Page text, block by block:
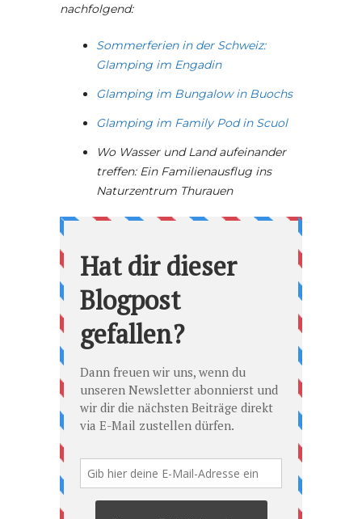
nachfolgend:
Sommerferien in der Schweiz:
Glamping im Engadin
Glamping im Bungalow in Buochs
Glamping im Family Pod in Scuol
Wo Wasser und Land aufeinander
treffen: Ein Familienausflug ins
Naturzentrum Thurauen